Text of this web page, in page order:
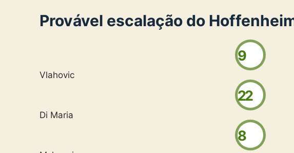
Provável escalação do
9
Vlahovic
22
Di Maria
8